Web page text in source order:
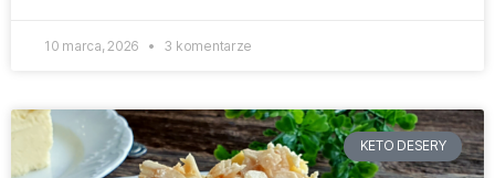
10 marca, 2026 3 komentarze
KETO DESERY